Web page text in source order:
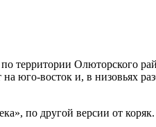
Олюторского
юго-восток и, в низовьях
по другой версии от